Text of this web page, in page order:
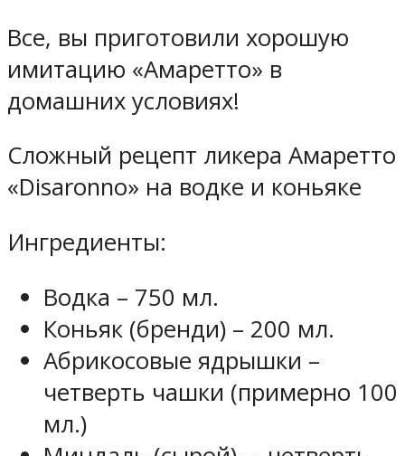
Все, вы приготовили хорошую
имитацию «Амаретто» в
домашних условиях!
Сложный рецепт ликера Амаретто
«Disaronno» на водке и коньяке
Ингредиенты:
Водка – 750 мл.
Коньяк (бренди) – 200 мл.
Абрикосовые ядрышки –
четверть чашки (примерно 100
мл.)